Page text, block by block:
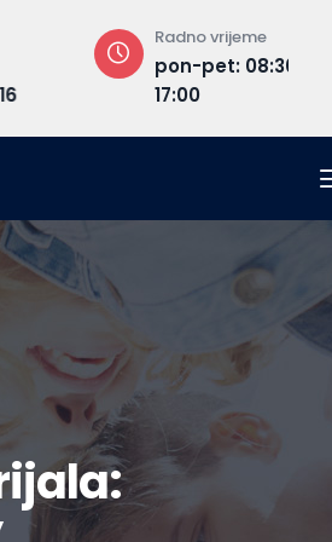
Radno vrijeme
pon-pet: 08:30 –